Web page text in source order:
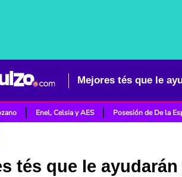
Enel, Celsia y AES Posesión de De la
tés que le ayudarán